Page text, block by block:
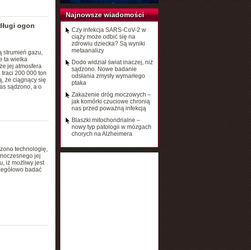
ogon
strumień gazu,
ta wielka
jej atmosfera
200 000 ton
że ciągnący się
sądzono, a o
technologię,
jej
iż możliwy jest
badać
Najnowsze wiadomości
Czy infekcja SARS-CoV-2 w
ciąży może odbić się na
zdrowiu dziecka? Są wyniki
metaanalizy
Dodo widział świat inaczej, niż
sądzono. Nowe badanie
odsłania zmysły wymarłego
ptaka
Zakażenie dróg moczowych –
jak komórki czuciowe chronią
nas przed poważną infekcją
Blaszki mitochondrialne –
nowy typ patologii w mózgach
chorych na Alzheimera